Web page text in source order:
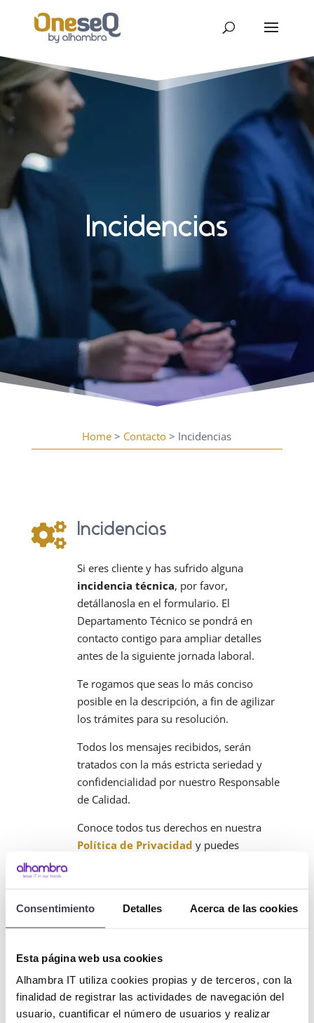
Consentimiento Detalles Acerca de las cookies
Esta página web usa cookies
Alhambra IT utiliza cookies propias y de terceros, con la
finalidad de registrar las actividades de navegación del
usuario, cuantificar el número de usuarios y realizar
Incidencias
Home > Contacto > Incidencias
 Incidencias
Si eres cliente y has sufrido alguna
incidencia técnica, por favor,
detállanosla en el formulario. El
Departamento Técnico se pondrá en
contacto contigo para ampliar detalles
antes de la siguiente jornada laboral.
Te rogamos que seas lo más conciso
posible en la descripción, a fin de agilizar
los trámites para su resolución.
Todos los mensajes recibidos, serán
tratados con la más estricta seriedad y
confidencialidad por nuestro Responsable
de Calidad.
Conoce todos tus derechos en nuestra
Política de Privacidad y puedes
 Albasanz, 16 |Edificio Antalia, Planta 4ª |
28037 Madrid – España
 (+34) 91 787 23 00